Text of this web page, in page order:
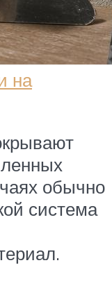
на
обычно
система